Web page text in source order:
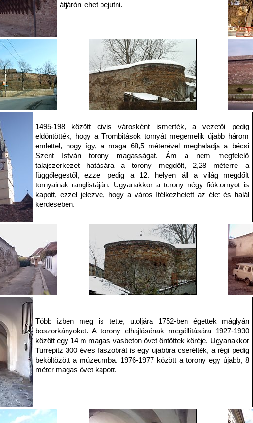
átjárón lehet bejutni.
1495-198 között civis városként ismerték, a vezetői pedig
eldöntötték, hogy a Trombitások tornyát megemelik újabb három
emlettel, hogy így, a maga 68,5 méterével meghaladja a bécsi
Szent István torony magasságát. Ám a nem megfelelő
talajszerkezet hatására a torony megdőlt, 2,28 méterre a
függőlegestől, ezzel pedig a 12. helyen áll a világ megdőlt
tornyainak ranglistáján. Ugyanakkor a torony négy fióktornyot is
kapott, ezzel jelezve, hogy a város ítélkezhetett az élet és halál
kérdésében.
Több ízben meg is tette, utoljára 1752-ben égettek máglyán
boszorkányokat. A torony elhajlásának megállítására 1927-1930
között egy 14 m magas vasbeton övet öntöttek köréje. Ugyanakkor
Turrepitz 300 éves faszobrát is egy ujabbra cserélték, a régi pedig
beköltözött a múzeumba. 1976-1977 között a torony egy újabb, 8
méter magas övet kapott.